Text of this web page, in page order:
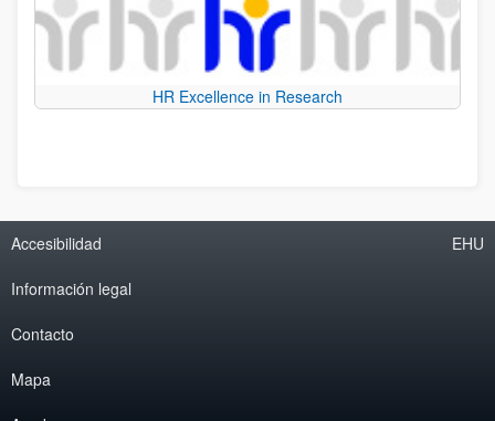
HR Excellence in Research
Accesibilidad
Información legal
Contacto
Mapa
EHU